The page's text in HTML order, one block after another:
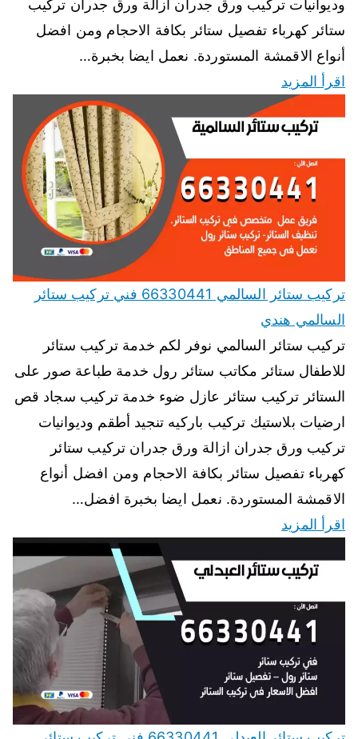
وديوانيات تركيب ورق جدران ازالة ورق جدران تركيب
ستائر كهرباء تفصيل ستائر بكافة الاحجام ومن افضل
أنواع الاقمشة المستوردة. نعمل ايضا بخبرة…
اقرأ المزيد
تركيب ستائر السالمي 66330441 فني تركيب ستائر
السالمي هندي
تركيب ستائر السالمي نوفر لكم خدمة تركيب ستائر
للاطفال ستائر مكاتب ستائر رول خدمة طباعة صور على
الستائر تركيب ستائر عازل ضوء خدمة تركيب سجاد قص
ارضيات بلاستيك تركيب باركيه تنجيد أطقم وديوانيات
تركيب ورق جدران ازالة ورق جدران تركيب ستائر
كهرباء تفصيل ستائر بكافة الاحجام ومن افضل أنواع
الاقمشة المستوردة. نعمل ايضا بخبرة افضل…
اقرأ المزيد